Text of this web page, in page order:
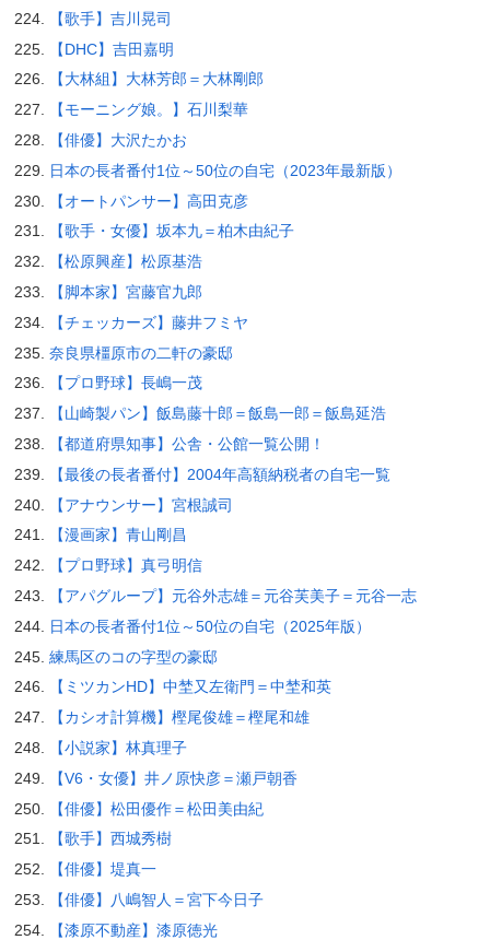
【歌手】吉川晃司
【DHC】吉田嘉明
【大林組】大林芳郎＝大林剛郎
【モーニング娘。】石川梨華
【俳優】大沢たかお
日本の長者番付1位～50位の自宅（2023年最新版）
【オートパンサー】高田克彦
【歌手・女優】坂本九＝柏木由紀子
【松原興産】松原基浩
【脚本家】宮藤官九郎
【チェッカーズ】藤井フミヤ
奈良県橿原市の二軒の豪邸
【プロ野球】長嶋一茂
【山崎製パン】飯島藤十郎＝飯島一郎＝飯島延浩
【都道府県知事】公舎・公館一覧公開！
【最後の長者番付】2004年高額納税者の自宅一覧
【アナウンサー】宮根誠司
【漫画家】青山剛昌
【プロ野球】真弓明信
【アパグループ】元谷外志雄＝元谷芙美子＝元谷一志
日本の長者番付1位～50位の自宅（2025年版）
練馬区のコの字型の豪邸
【ミツカンHD】中埜又左衛門＝中埜和英
【カシオ計算機】樫尾俊雄＝樫尾和雄
【小説家】林真理子
【V6・女優】井ノ原快彦＝瀬戸朝香
【俳優】松田優作＝松田美由紀
【歌手】西城秀樹
【俳優】堤真一
【俳優】八嶋智人＝宮下今日子
【漆原不動産】漆原徳光